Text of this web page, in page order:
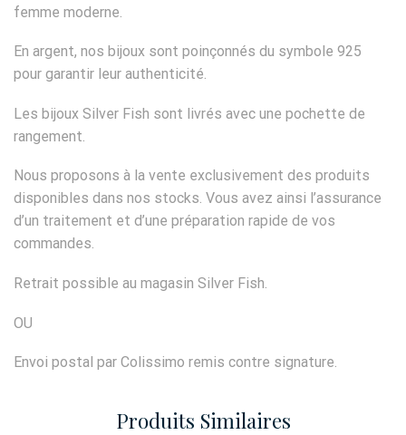
femme moderne.
En argent, nos bijoux sont poinçonnés du symbole 925
pour garantir leur authenticité.
Les bijoux Silver Fish sont livrés avec une pochette de
rangement.
Nous proposons à la vente exclusivement des produits
disponibles dans nos stocks. Vous avez ainsi l’assurance
d’un traitement et d’une préparation rapide de vos
commandes.
Retrait possible au magasin Silver Fish.
OU
Envoi postal par Colissimo remis contre signature.
Produits Similaires